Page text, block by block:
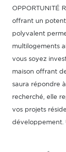
OPPORTUNITÉ
offrant un
polyvalent
multilogements
vous soyez
maison offrant
saura répondre
recherché, elle
vos projets
développement.